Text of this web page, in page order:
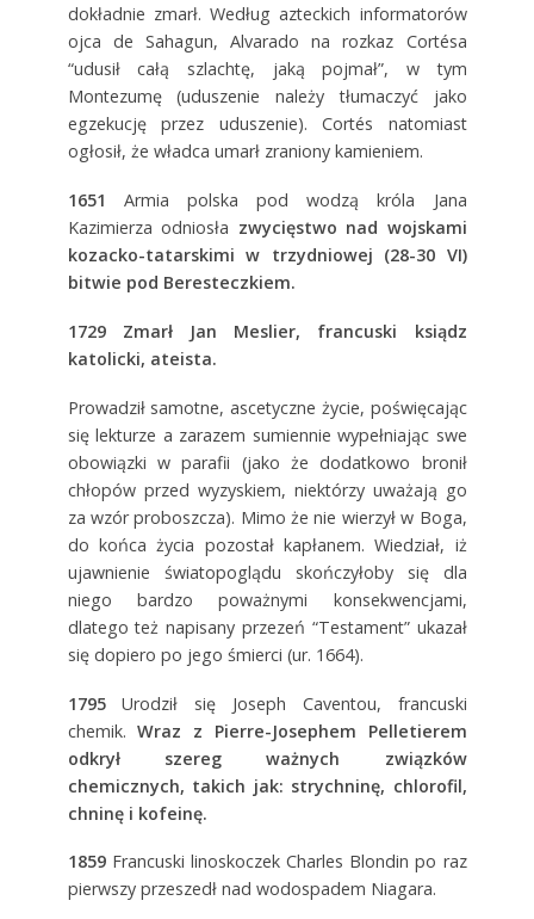
dokładnie zmarł. Według azteckich informatorów
ojca de Sahagun, Alvarado na rozkaz Cortésa
“udusił całą szlachtę, jaką pojmał”, w tym
Montezumę (uduszenie należy tłumaczyć jako
egzekucję przez uduszenie). Cortés natomiast
ogłosił, że władca umarł zraniony kamieniem.
1651 Armia polska pod wodzą króla Jana
Kazimierza odniosła zwycięstwo nad wojskami
kozacko-tatarskimi w trzydniowej (28-30 VI)
bitwie pod Beresteczkiem.
1729 Zmarł Jan Meslier, francuski ksiądz
katolicki, ateista.
Prowadził samotne, ascetyczne życie, poświęcając
się lekturze a zarazem sumiennie wypełniając swe
obowiązki w parafii (jako że dodatkowo bronił
chłopów przed wyzyskiem, niektórzy uważają go
za wzór proboszcza). Mimo że nie wierzył w Boga,
do końca życia pozostał kapłanem. Wiedział, iż
ujawnienie światopoglądu skończyłoby się dla
niego bardzo poważnymi konsekwencjami,
dlatego też napisany przezeń “Testament” ukazał
się dopiero po jego śmierci (ur. 1664).
1795Urodził się Joseph Caventou, francuski
chemik.Wraz z Pierre-Josephem Pelletierem
odkrył szereg ważnych związków
chemicznych, takich jak: strychninę, chlorofil,
chninę i kofeinę.
1859Francuski linoskoczek Charles Blondin po raz
pierwszy przeszedł nad wodospadem Niagara.